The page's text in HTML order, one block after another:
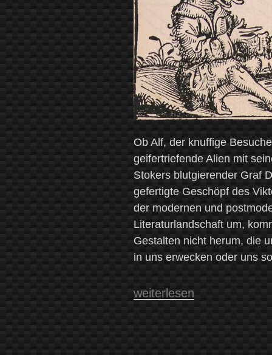
Ob Alf, der knuffige
geifertriefende Alien mit
Stokers blutgierender Graf
gefertigte Geschöpf des
der modernen und
Literaturlandschaft um,
Gestalten nicht herum, die
in uns erwecken oder uns
„Grässlich,
weiterlesen